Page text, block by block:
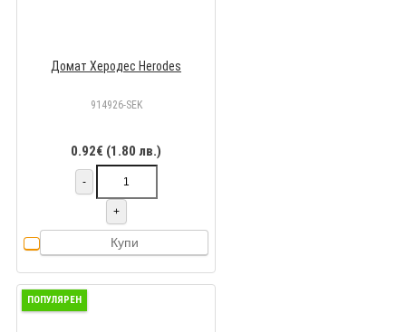
Домат Херодес Herodes
914926-SEK
0.92€ (1.80 лв.)
-
+
Купи
ПОПУЛЯРЕН